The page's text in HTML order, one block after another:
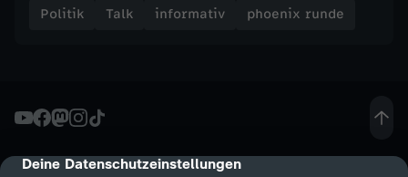
cmp-dialog-description
Deine Datenschutzeinstellungen
r
m
p
Politik Talk informativ phoenix runde